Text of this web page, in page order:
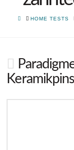
HOMEHOME TESTS